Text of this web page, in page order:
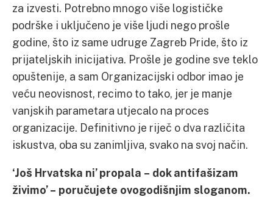
za izvesti. Potrebno mnogo više logističke
podrške i uključeno je više ljudi nego prošle
godine, što iz same udruge Zagreb Pride, što iz
prijateljskih inicijativa. Prošle je godine sve teklo
opuštenije, a sam Organizacijski odbor imao je
veću neovisnost, recimo to tako, jer je manje
vanjskih parametara utjecalo na proces
organizacije. Definitivno je riječ o dva različita
iskustva, oba su zanimljiva, svako na svoj način.
‘Još Hrvatska ni’ propala – dok antifašizam
živimo’ – poručujete ovogodišnjim sloganom.